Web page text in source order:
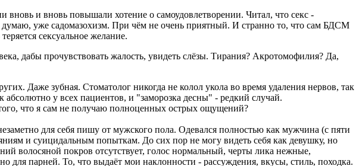
вновь и вновь повышали хотение о самоудовлетворении. Читал, что секс -
думаю, уже садомазохизм. При чём не очень приятный. И странно то, что сам БДСМ
сексуальное желание.
дабы прочувствовать жалость, увидеть слёзы. Тирания? Акротомофилия? Да,
Даже зубная. Стоматолог никогда не колол укола во время удаления нервов, так
у всех пациентов, и "заморозка десны" - редкий случай.
что я сам не получаю полноценных острых ощущений?
для себя пишу от мужского пола. Одевался полностью как мужчина (с пяти
и суицидальным попыткам. До сих пор не могу видеть себя как девушку, но
волосяной покров отсутствует, голос нормальный, черты лика нежные,
парней. То, что выдаёт мои наклонности - рассуждения, вкусы, стиль, походка.